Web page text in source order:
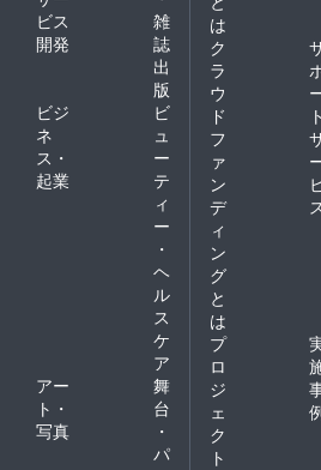
ビス
開発
雑
誌
出
版
ビジ
ネ
ス・
起業
ビ
ュ
ー
テ
ィ
ー
・
ヘ
ル
ス
ケ
ア
アー
ト・
写真
舞
台
・
パ
は
ク
ラ
ウ
ド
フ
ァ
ン
デ
ィ
ン
グ
と
は
ト
プ
ロ
ジ
ェ
ク
ト